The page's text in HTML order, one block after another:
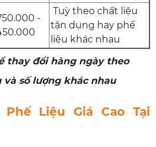
-
Tuỳ theo chất liệu
tận dụng hay phế
liệu khác nhau
thay đổi hàng ngày theo
số lượng khác nhau
Liệu Giá Cao Tại